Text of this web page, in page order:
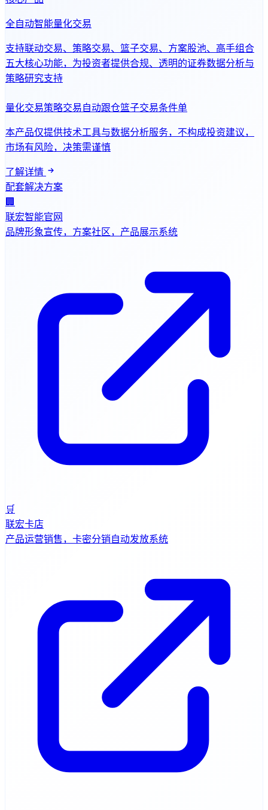
全自动智能量化交易
支持联动交易、策略交易、篮子交易、方案股池、高手组合
五大核心功能，为投资者提供合规、透明的证券数据分析与
策略研究支持
量化交易策略交易自动跟仓篮子交易条件单
本产品仅提供技术工具与数据分析服务，不构成投资建议，
市场有风险，决策需谨慎
了解详情
配套解决方案
🏢
联宏智能官网
品牌形象宣传，方案社区，产品展示系统
🛒
联宏卡店
产品运营销售，卡密分销自动发放系统